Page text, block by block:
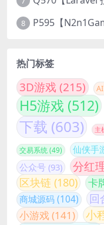
8
热门标签
3D游戏 (215) AI
H5游戏 (512)
下载 (603) 主
交易系统 (49) 仙侠手
公众号 (93) 分红
区块链 (180) 卡
商城源码(104) 回
小游戏 (141) 小